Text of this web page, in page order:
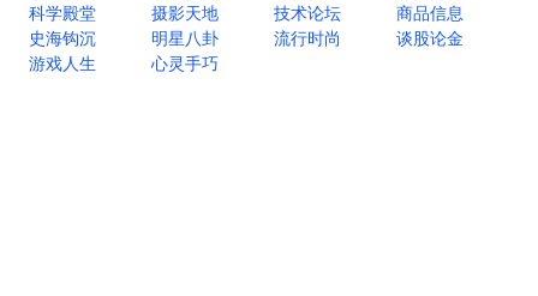
科学殿堂
摄影天地 技术论坛
商品信息
史海钩沉
明星八卦 流行时尚
谈股论金
游戏人生
心灵手巧